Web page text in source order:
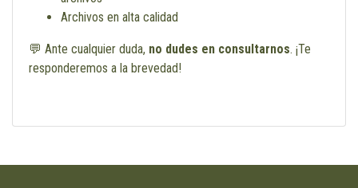
Archivos en alta calidad
💬 Ante cualquier duda, no dudes en consultarnos. ¡Te
responderemos a la brevedad!